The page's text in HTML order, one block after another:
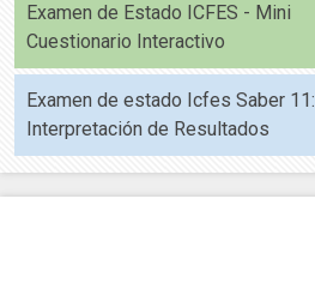
Examen de Estado ICFES - Mini
Cuestionario Interactivo
Examen de estado Icfes Saber 11:
Interpretación de Resultados